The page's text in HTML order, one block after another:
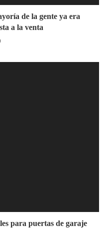
de la gente ya era
a la venta
para puertas de garaje